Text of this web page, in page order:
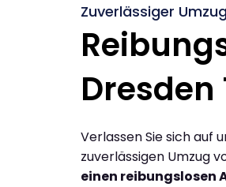
Zuverlässiger
Verlassen Sie sich auf
zuverlässigen Umzug
einen reibungslosen